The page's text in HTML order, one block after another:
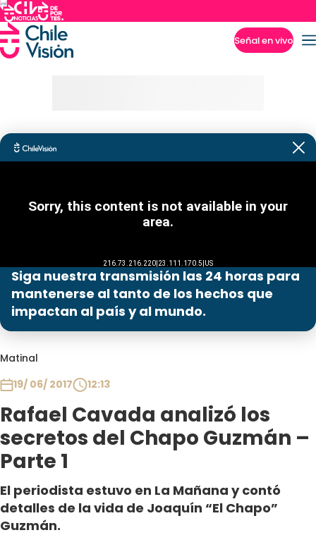
Señal en vivo
Siga nuestra transmisión las 24 horas para
mantenerse al tanto de los hechos que
impactan al país y al mundo.
Matinal
19/ 06/ 2017
12:13
Rafael Cavada analizó los
secretos del Chapo Guzmán –
Parte 1
El periodista estuvo en La Mañana y contó
detalles de la vida de Joaquín “El Chapo”
Guzmán.
Programas
Club De La Comedia
Contigo en Directo
Plan Perfecto
El Tiempo
Sabingo
Todos Los Programas